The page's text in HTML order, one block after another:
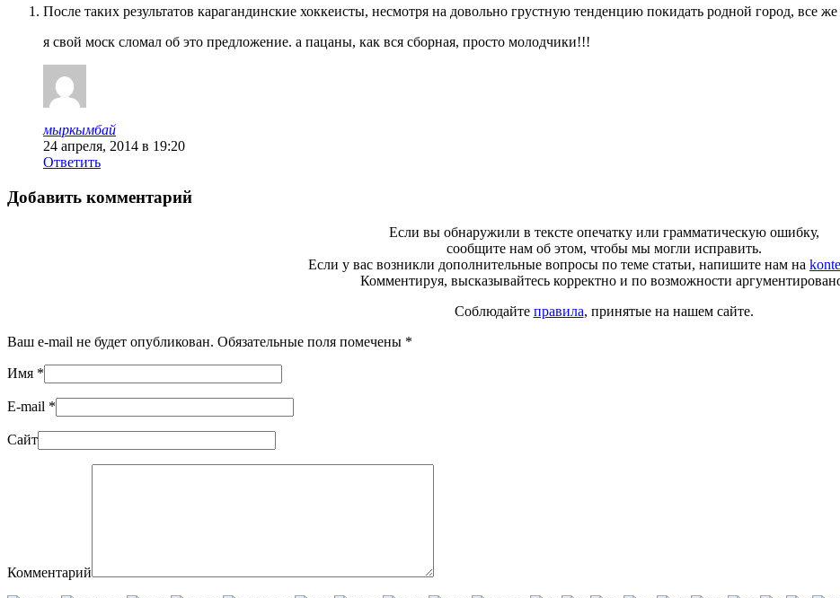
После таких результатов карагандинские хоккеисты, несмотря на довольно грустную тенденцию покидать родной город, все
я свой моск сломал об это предложение. а пацаны, как вся сборная, просто молодчики!!!
мыркымбай
24 апреля, 2014 в 19:20
Ответить
Добавить комментарий
Если вы обнаружили в тексте опечатку или грамматическую ошибку,
сообщите нам об этом, чтобы мы могли исправить.
Если у вас возникли дополнительные вопросы по теме статьи, напишите нам на
Комментируя, высказывайтесь корректно и по возможности
Соблюдайте правила, принятые на нашем сайте.
Ваш e-mail не будет опубликован. Обязательные поля помечены *
Имя *
E-mail *
Сайт
Комментарий